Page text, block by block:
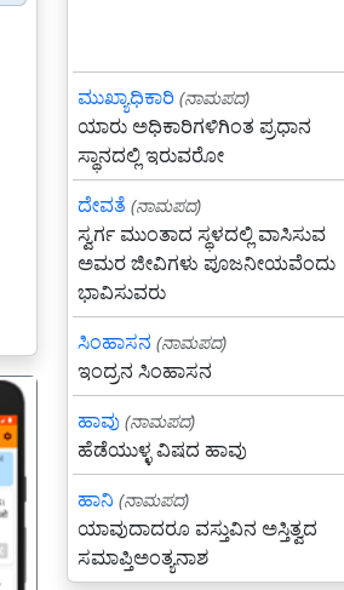
ಮುಖ್ಯಾಧಿಕಾರಿ (ನಾಮಪದ)
ಯಾರು ಅಧಿಕಾರಿಗಳಿಗಿಂತ ಪ್ರಧಾನ
ಸ್ಥಾನದಲ್ಲಿ ಇರುವರೋ
ದೇವತೆ (ನಾಮಪದ)
ಸ್ವರ್ಗ ಮುಂತಾದ ಸ್ಥಳದಲ್ಲಿ ವಾಸಿಸುವ
ಅಮರ ಜೀವಿಗಳು ಪೂಜನೀಯವೆಂದು
ಭಾವಿಸುವರು
ಸಿಂಹಾಸನ (ನಾಮಪದ)
ಇಂದ್ರನ ಸಿಂಹಾಸನ
ಹಾವು (ನಾಮಪದ)
ಹೆಡೆಯುಳ್ಳ ವಿಷದ ಹಾವು
ಹಾನಿ (ನಾಮಪದ)
ಯಾವುದಾದರೂ ವಸ್ತುವಿನ ಅಸ್ತಿತ್ವದ
ಸಮಾಪ್ತಿಅಂತ್ಯನಾಶ